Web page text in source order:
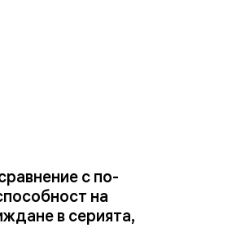
с по-
на
в серията,